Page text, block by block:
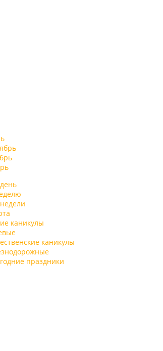
каникулы
каникулы
праздники